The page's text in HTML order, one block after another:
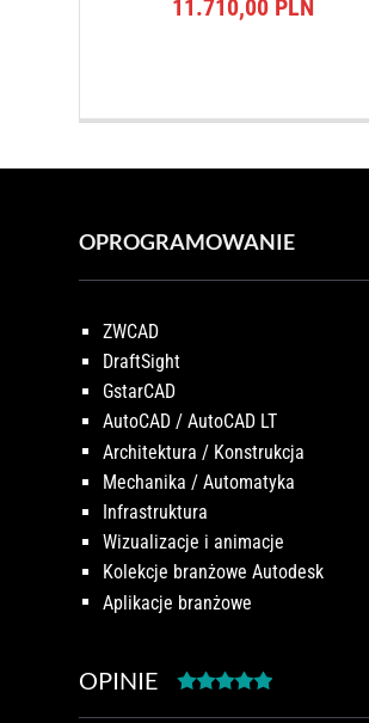
11.710,00 PLN
OPROGRAMOWANIE
ZWCAD
DraftSight
GstarCAD
AutoCAD / AutoCAD LT
Architektura / Konstrukcja
Mechanika / Automatyka
Infrastruktura
Wizualizacje i animacje
Kolekcje branżowe Autodesk
Aplikacje branżowe
OPINIE